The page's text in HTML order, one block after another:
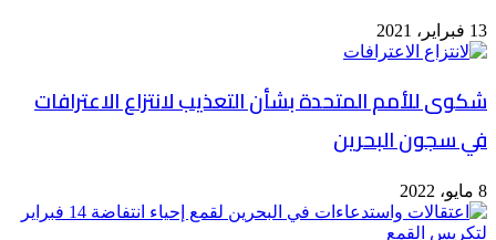
13 فبراير، 2021
شكوى للأمم المتحدة بشأن التعذيب لانتزاع الاعترافات
في سجون البحرين
8 مايو، 2022